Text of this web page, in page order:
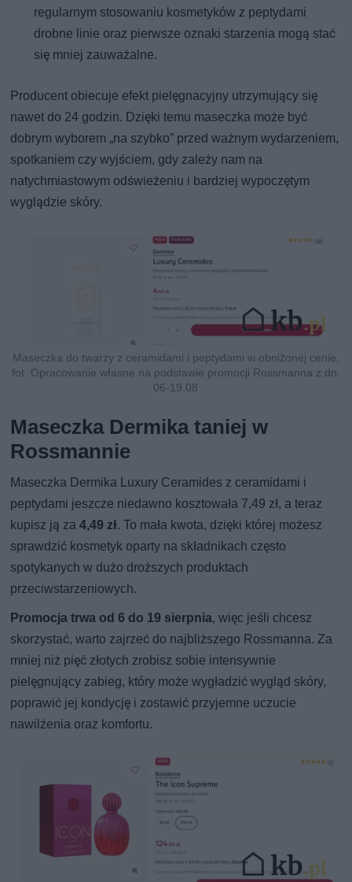
regularnym stosowaniu kosmetyków z peptydami
drobne linie oraz pierwsze oznaki starzenia mogą stać
się mniej zauważalne.
Producent obiecuje efekt pielęgnacyjny utrzymujący się
nawet do 24 godzin. Dzięki temu maseczka może być
dobrym wyborem „na szybko” przed ważnym wydarzeniem,
spotkaniem czy wyjściem, gdy zależy nam na
natychmiastowym odświeżeniu i bardziej wypoczętym
wyglądzie skóry.
Maseczka do twarzy z ceramidami i peptydami w obniżonej cenie,
fot. Opracowanie własne na podstawie promocji Rossmanna z dn.
06-19.08
Maseczka Dermika taniej w
Rossmannie
Maseczka Dermika Luxury Ceramides z ceramidami i
peptydami jeszcze niedawno kosztowała 7,49 zł, a teraz
kupisz ją za4,49 zł. To mała kwota, dzięki której możesz
sprawdzić kosmetyk oparty na składnikach często
spotykanych w dużo droższych produktach
przeciwstarzeniowych.
Promocja trwa od 6 do 19 sierpnia, więc jeśli chcesz
skorzystać, warto zajrzeć do najbliższego Rossmanna. Za
mniej niż pięć złotych zrobisz sobie intensywnie
pielęgnujący zabieg, który może wygładzić wygląd skóry,
poprawić jej kondycję i zostawić przyjemne uczucie
nawilżenia oraz komfortu.